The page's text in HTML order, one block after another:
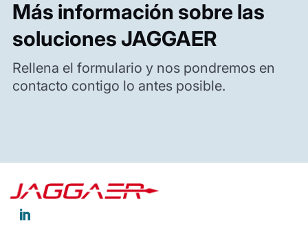
Más información sobre las
soluciones JAGGAER
Rellena el formulario y nos pondremos en
contacto contigo lo antes posible.
